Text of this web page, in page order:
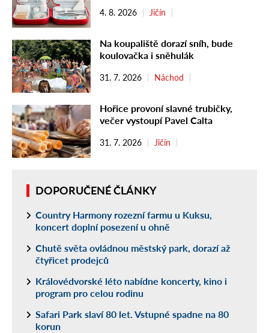
4. 8. 2026 Jičín
Na koupaliště dorazí sníh, bude
koulovačka i sněhulák
31. 7. 2026 Náchod
Hořice provoní slavné trubičky,
večer vystoupí Pavel Calta
31. 7. 2026 Jičín
DOPORUČENÉ ČLÁNKY
Country Harmony rozezní farmu u Kuksu,
koncert doplní posezení u ohně
Chutě světa ovládnou městský park, dorazí až
čtyřicet prodejců
Královédvorské léto nabídne koncerty, kino i
program pro celou rodinu
Safari Park slaví 80 let. Vstupné spadne na 80
korun